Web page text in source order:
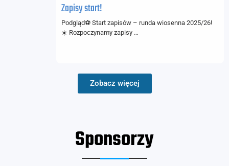
Zapisy start!
Podgląd⚽ Start zapisów – runda wiosenna 2025/26!
☀️ Rozpoczynamy zapisy …
Zobacz więcej
Sponsorzy